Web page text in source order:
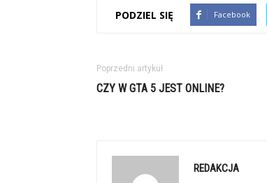
PODZIEL SIĘ Facebook
Poprzedni artykuł
CZY W GTA 5 JEST ONLINE?
REDAKCJA